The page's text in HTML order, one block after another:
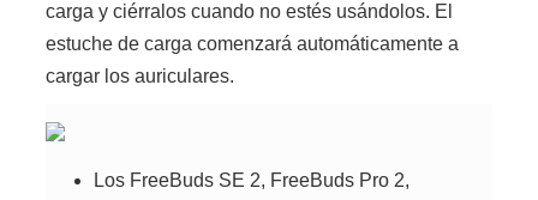
carga y ciérralos cuando no estés usándolos. El
estuche de carga comenzará automáticamente a
cargar los auriculares.
Los FreeBuds SE 2, FreeBuds Pro 2,